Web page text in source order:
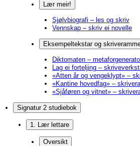
Lær meir!
Sjølvbiografi – les og skriv
Vennskap – skriv ei novelle
Eksempeltekstar og
Diktomaten –
Lag ei forteljing –
«Atten år og vengeklypt» –
«Kantine hovedfag» –
«Sjåføren og vitnet» –
Signatur 2 studiebok
1. Lær lettare
Oversikt